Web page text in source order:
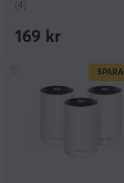
(4)
169 kr
SPARA